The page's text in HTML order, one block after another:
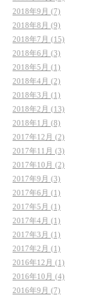
2018年9月 (7)
2018年8月 (9)
2018年7月 (15)
2018年6月 (3)
2018年5月 (1)
2018年4月 (2)
2018年3月 (1)
2018年2月 (13)
2018年1月 (8)
2017年12月 (2)
2017年11月 (3)
2017年10月 (2)
2017年9月 (3)
2017年6月 (1)
2017年5月 (1)
2017年4月 (1)
2017年3月 (1)
2017年2月 (1)
2016年12月 (1)
2016年10月 (4)
2016年9月 (7)